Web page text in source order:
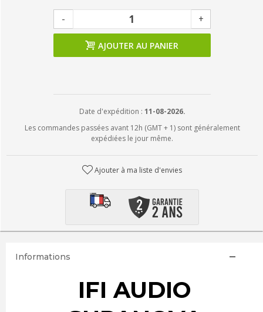
- +
AJOUTER AU PANIER
Date d'expédition : 11-08-2026.
Les commandes passées avant 12h (GMT + 1) sont généralement
expédiées le jour même.
Ajouter à ma liste d'envies
Informations
IFI AUDIO